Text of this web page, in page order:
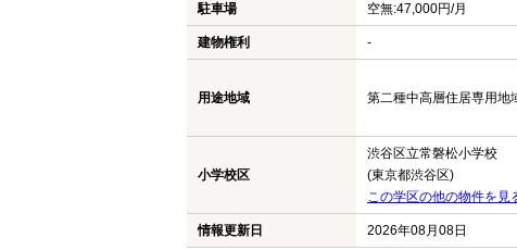
駐車場 空無:47,000円/月
建物権利 -
用途地域 第二種中高層住居専用地
小学校区
渋谷区立常磐松小学校
(東京都渋谷区)
この学区の他の物件を見
情報更新日 2026年08月08日